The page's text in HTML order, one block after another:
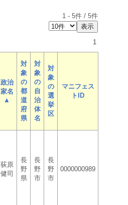
1 - 5件 / 5件
1
政治
家名
▲
対
象
の
都
道
府
県
対
象
の
自
治
体
名
対
象
の
選
挙
区
マニフェス
トID
荻原
健司
長
野
県
長
野
市
長
野
市
0000000989